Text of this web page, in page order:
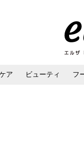
ア ビューティ フ